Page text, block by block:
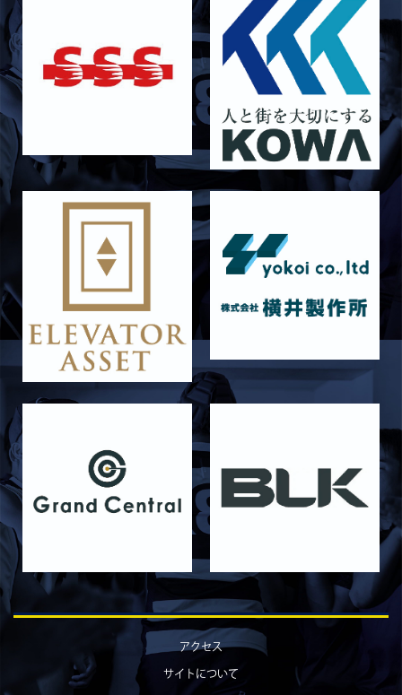
戦 試合時間変更のお知らせ
試合情報
5月10日 龍谷大学AB メンバー表
2026/05/03
試合情報
5月9日 立命ラグビー祭 メンバー表
5月4日 定期戦 中央大学 メンバー表
2026/05/02
試合情報
5月3日 筑波大学 メンバー表
2026/04/25
試合情報
4月26日 亀岡ラグビー祭 同志社大学
2026/04/11
4月12日 天理大学AB メンバー表
2025/12/12
試合情報
12月13日 大阪体育大学 メンバー表
2025/11/29
試合情報
11月30日 同志社大学 メンバー表
2025/11/28
試合情報
11月29日 同志社大学Jr.Col戦 メンバー表
2025/11/25
試合情報
同志社大学 Jr・Col戦 試合時間変更のお知らせ
11月23日 摂南大学 メンバー表
試合情報
11月22日 摂南大学Jr.Col戦 メンバー表
2025/11/15
11月16日 関西大学Jr.Col戦 メンバー表
アクセス
サイトについて